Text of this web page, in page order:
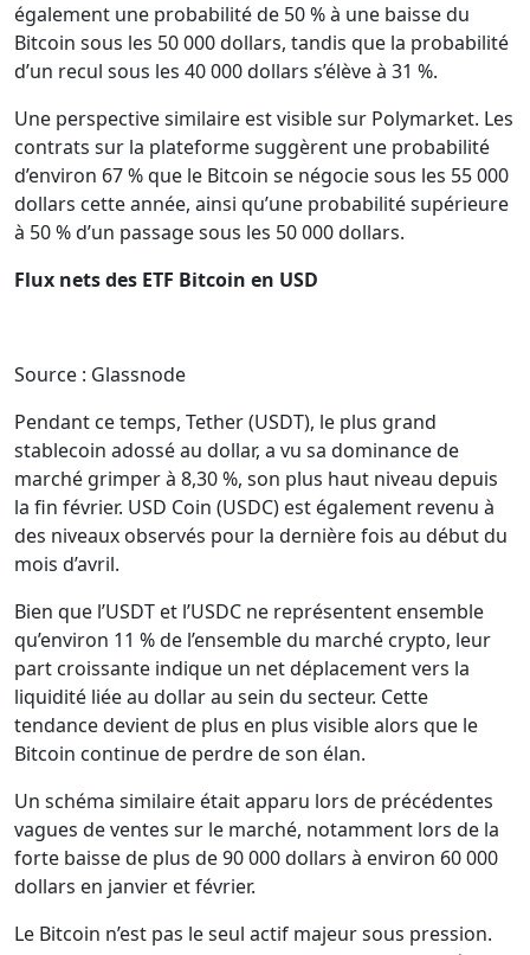
également une probabilité de 50 % à une baisse du
Bitcoin sous les 50 000 dollars, tandis que la probabilité
d’un recul sous les 40 000 dollars s’élève à 31 %.
Une perspective similaire est visible sur Polymarket. Les
contrats sur la plateforme suggèrent une probabilité
d’environ 67 % que le Bitcoin se négocie sous les 55 000
dollars cette année, ainsi qu’une probabilité supérieure
à 50 % d’un passage sous les 50 000 dollars.
Flux nets des ETF Bitcoin en USD
Source : Glassnode
Pendant ce temps, Tether (USDT), le plus grand
stablecoin adossé au dollar, a vu sa dominance de
marché grimper à 8,30 %, son plus haut niveau depuis
la fin février. USD Coin (USDC) est également revenu à
des niveaux observés pour la dernière fois au début du
mois d’avril.
Bien que l’USDT et l’USDC ne représentent ensemble
qu’environ 11 % de l’ensemble du marché crypto, leur
part croissante indique un net déplacement vers la
liquidité liée au dollar au sein du secteur. Cette
tendance devient de plus en plus visible alors que le
Bitcoin continue de perdre de son élan.
Un schéma similaire était apparu lors de précédentes
vagues de ventes sur le marché, notamment lors de la
forte baisse de plus de 90 000 dollars à environ 60 000
dollars en janvier et février.
Le Bitcoin n’est pas le seul actif majeur sous pression.